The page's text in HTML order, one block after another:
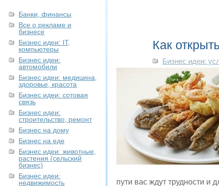
Банки, финансы
Все о рекламе и
бизнесе
Бизнес идеи: IT,
компьютеры
Бизнес идеи:
автомобили
Бизнес идеи: медицина,
здоровье, красота
Бизнес идеи: сотовая
связь
Бизнес идеи:
строительство, ремонт
Бизнес на дому
Бизнес на еде
Бизнес идеи: животные,
растения (сельский
бизнес)
Бизнес идеи:
недвижимость
Как
Бизнес идеи:
пути вас ждут трудности и